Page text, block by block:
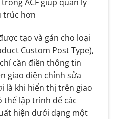
ACF giúp quản lý
trúc hơn
tạo và gán cho loại
Custom Post Type),
cần điền thông tin
giao diện chỉnh sửa
là khi hiển thị trên giao
thể lập trình để các
hiện dưới dạng một